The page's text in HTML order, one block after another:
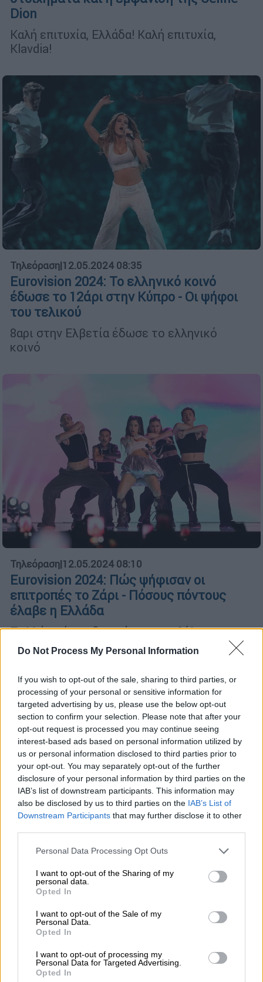
Do Not Process My Personal Information
If you wish to opt-out of the sale, sharing to third parties, or
processing of your personal or sensitive information for
targeted advertising by us, please use the below opt-out
section to confirm your selection. Please note that after your
opt-out request is processed you may continue seeing
interest-based ads based on personal information utilized by
us or personal information disclosed to third parties prior to
your opt-out. You may separately opt-out of the further
disclosure of your personal information by third parties on the
IAB’s list of downstream participants. This information may
also be disclosed by us to third parties on the IAB’s List of
Downstream Participants that may further disclose it to other
Please note that this website/app uses one or more Google
not limited to your visit or usage behaviour. You may click to
grant or deny consent to Google and its third-party tags to
use your data for below specified purposes in below Google
consent section.
Personal Data Processing Opt Outs
I want to opt-out of the Sharing of my
personal data.
Opted In
I want to opt-out of the Sale of my
Personal Data.
Opted In
I want to opt-out of processing my
Personal Data for Targeted Advertising.
Opted In
Dion
Καλή επιτυχία, Ελλάδα! Καλή επιτυχία,
Klavdia!
Τηλεόραση|12.05.2024 08:35
Eurovision 2024: Το ελληνικό κοινό
έδωσε το 12άρι στην Κύπρο - Οι ψήφοι
του τελικού
8αρι στην Ελβετία έδωσε το ελληνικό
κοινό
Τηλεόραση|12.05.2024 08:10
Eurovision 2024: Πώς ψήφισαν οι
επιτροπές το Ζάρι - Πόσους πόντους
έλαβε η Ελλάδα
Πολλές χώρες δεν ψήφισαν καθόλου την
Ελλάδα
Eurovision 2023: Όλα όσα έγιναν στον
τελικό - Η απρεπής χειρονομία της
Γαλλίδας και η μεγάλη νίκη της Loreen
από τη Σουηδία
χρόνια, είχε κερδίσει τον διαγωνισμό και
πλέον είναι η δεύτερη ερμηνεύτρια, μετά